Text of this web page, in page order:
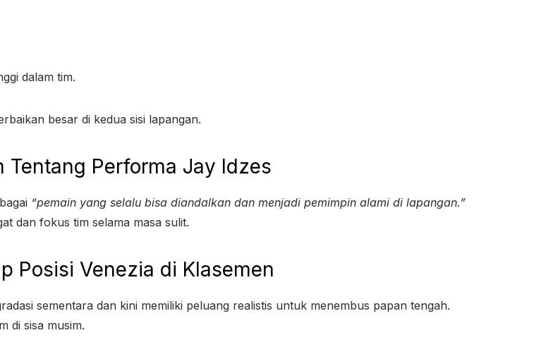
dalam tim.
besar di kedua sisi lapangan.
Tentang Performa Jay Idzes
“pemain yang selalu bisa diandalkan dan menjadi pemimpin alami di lapangan.”
dan fokus tim selama masa sulit.
Posisi Venezia di Klasemen
sementara dan kini memiliki peluang realistis untuk menembus papan tengah.
di sisa musim.